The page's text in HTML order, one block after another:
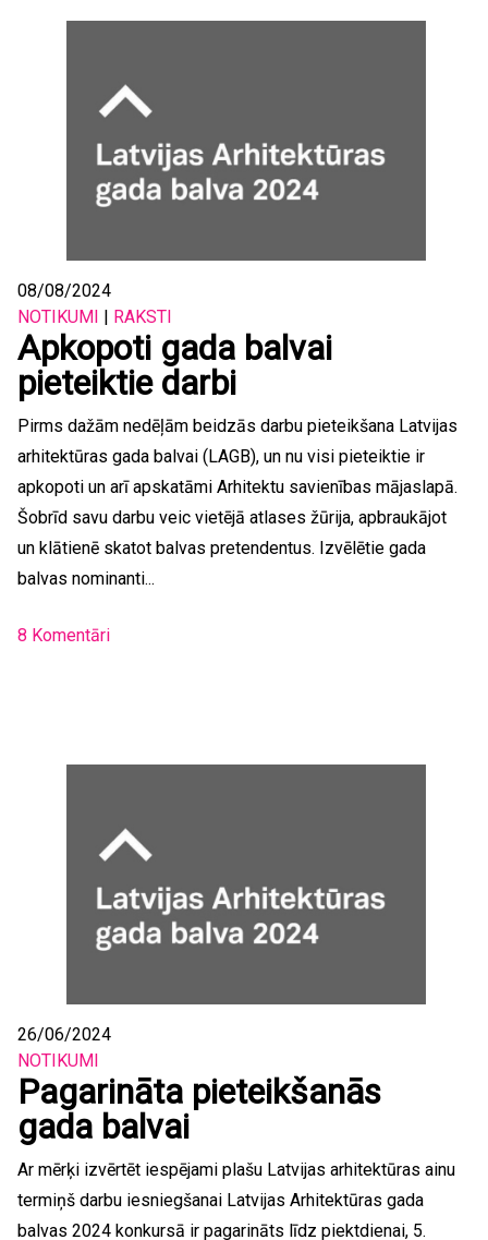
08/08/2024
NOTIKUMI | RAKSTI
Apkopoti gada balvai
pieteiktie darbi
Pirms dažām nedēļām beidzās darbu pieteikšana Latvijas
arhitektūras gada balvai (LAGB), un nu visi pieteiktie ir
apkopoti un arī apskatāmi Arhitektu savienības mājaslapā.
Šobrīd savu darbu veic vietējā atlases žūrija, apbraukājot
un klātienē skatot balvas pretendentus. Izvēlētie gada
balvas nominanti...
8 Komentāri
26/06/2024
NOTIKUMI
Pagarināta pieteikšanās
gada balvai
Ar mērķi izvērtēt iespējami plašu Latvijas arhitektūras ainu
termiņš darbu iesniegšanai Latvijas Arhitektūras gada
balvas 2024 konkursā ir pagarināts līdz piektdienai, 5.